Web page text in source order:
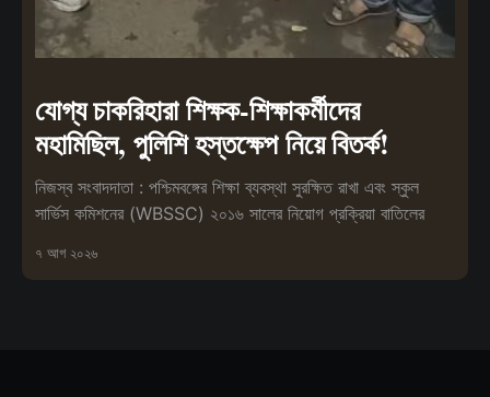
যোগ্য চাকরিহারা শিক্ষক-শিক্ষাকর্মীদের
মহামিছিল, পুলিশি হস্তক্ষেপ নিয়ে বিতর্ক!
নিজস্ব সংবাদদাতা : পশ্চিমবঙ্গের শিক্ষা ব্যবস্থা সুরক্ষিত রাখা এবং স্কুল
সার্ভিস কমিশনের (WBSSC) ২০১৬ সালের নিয়োগ প্রক্রিয়া বাতিলের
৭ আগ ২০২৬